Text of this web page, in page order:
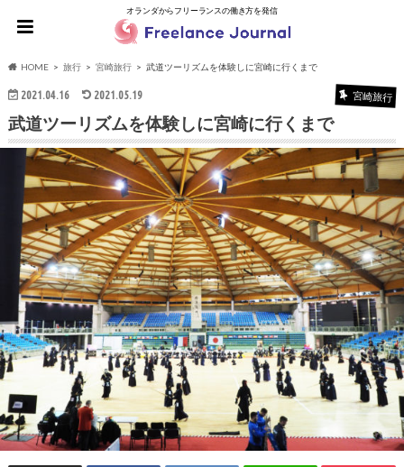
オランダからフリーランスの働き方を発信
HOME 旅行 宮崎旅行 武道ツーリズムを体験しに宮崎に行くまで
2021.04.16 2021.05.19 宮崎旅行
武道ツーリズムを体験しに宮崎に行くまで